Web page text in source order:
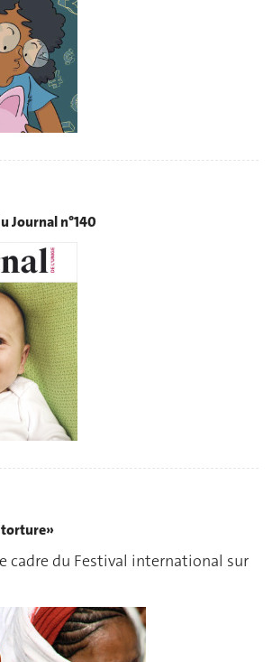
Journal n°140
torture»
cadre du Festival international sur